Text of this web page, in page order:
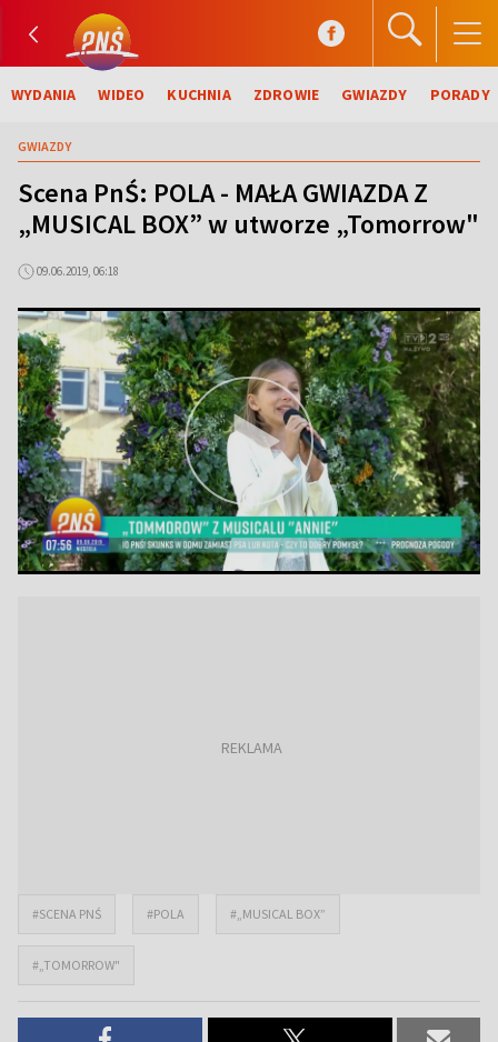
WYDANIA WIDEO KUCHNIA ZDROWIE GWIAZDY PORADY
GWIAZDY
Scena PnŚ: POLA - MAŁA GWIAZDA Z
„MUSICAL BOX” w utworze „Tomorrow"
09.06.2019, 06:18
#SCENA PNŚ #POLA #„MUSICAL BOX”
#„TOMORROW"